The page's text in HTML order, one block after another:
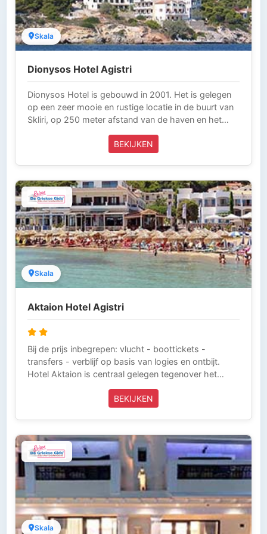
Reizen is aangesloten bij ANVR, SGR en het
Calamiteitenfonds. Wij zijn voor onze klanten die in
Griekenland zijn 24 uur per dag bereikbaar (Tel 0031-
343-218014) en laten niets over aan het toeval. Zo
Skala
Dionysos Hotel Agistri
Dionysos Hotel is gebouwd in 2001. Het is gelegen
op een zeer mooie en rustige locatie in de buurt van
Skliri, op 250 meter afstand van de haven en het
en op 150 meter afstand. van het beroemde strand
BEKIJKEN
Skala
Aktaion Hotel Agistri
Bij de prijs inbegrepen: vlucht - boottickets -
transfers - verblijf op basis van logies en ontbijt.
Hotel Aktaion is centraal gelegen tegenover het
Saronische Golf en bestaat uit 2 gebouwen.
BEKIJKEN
Skala